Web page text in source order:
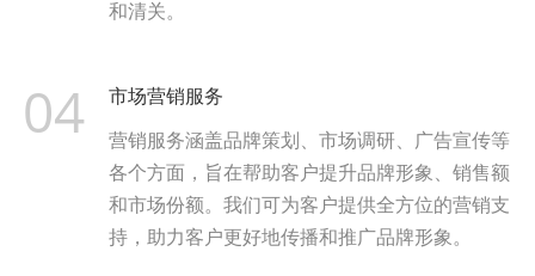
和清关。
04 市场营销服务
营销服务涵盖品牌策划、市场调研、广告宣传等
各个方面，旨在帮助客户提升品牌形象、销售额
和市场份额。我们可为客户提供全方位的营销支
持，助力客户更好地传播和推广品牌形象。